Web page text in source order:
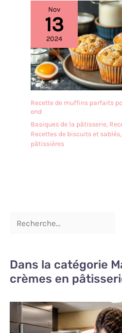
Nov
13
2024
Recette de muffins parfaits
end
Basiques de la pâtisserie,
Recettes de biscuits et sablés,
pâtissières
Dans la catégorie
crèmes en